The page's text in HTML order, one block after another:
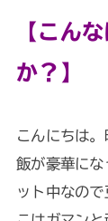
【こん
か？】
こんにちは
飯が豪華に
ット中なの